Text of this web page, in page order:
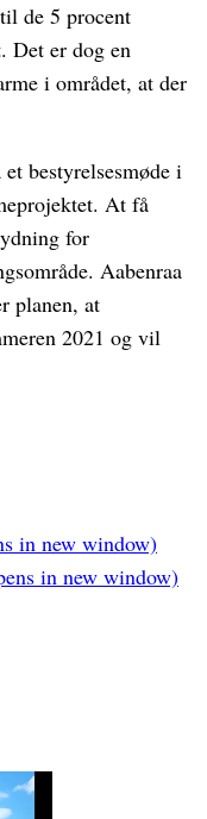
de 5 procent
Det er dog en
i området, at der
bestyrelsesmøde i
At få
for
Aabenraa
planen, at
2021 og vil
in new window)
in new window)